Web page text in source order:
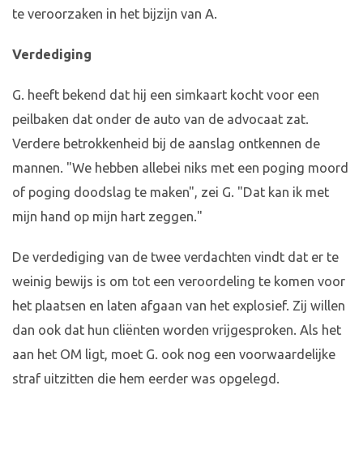
te veroorzaken in het bijzijn van A.
Verdediging
G. heeft bekend dat hij een simkaart kocht voor een
peilbaken dat onder de auto van de advocaat zat.
Verdere betrokkenheid bij de aanslag ontkennen de
mannen. "We hebben allebei niks met een poging moord
of poging doodslag te maken", zei G. "Dat kan ik met
mijn hand op mijn hart zeggen."
De verdediging van de twee verdachten vindt dat er te
weinig bewijs is om tot een veroordeling te komen voor
het plaatsen en laten afgaan van het explosief. Zij willen
dan ook dat hun cliënten worden vrijgesproken. Als het
aan het OM ligt, moet G. ook nog een voorwaardelijke
straf uitzitten die hem eerder was opgelegd.